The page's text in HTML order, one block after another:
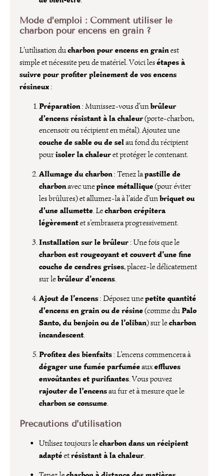
Mode d’emploi : Comment utiliser le
charbon pour encens en grain ?
L’utilisation ducharbon pour encens en grainest
simple et nécessite peu de matériel. Voici lesétapes à
suivre pour profiter pleinement de vos encens
résineux :
Préparation : Munissez-vous d’unbrûleur
d’encens résistant à la chaleur(porte-charbon,
encensoir ou récipient en métal). Ajoutez une
couche de sable ou de selau fond du récipient
pourisoler la chaleuret protéger le contenant.
Allumage du charbon : Tenez lapastille de
charbonavec unepince métallique(pour éviter
les brûlures) et allumez-la à l’aide d’unbriquet ou
d’une allumette. Lecharbon crépitera
légèrementet s’embrasera progressivement.
Installation sur le brûleur : Une fois que le
charbon est rougeoyant et couvert d’une fine
couche de cendres grises, placez-le délicatement
sur lebrûleur d’encens.
Ajout de l’encens : Déposez unepetite quantité
d’encens en grain ou de résine(comme duPalo
Santo, du benjoin ou de l’oliban) sur lecharbon
incandescent.
Profitez des bienfaits : L’encens commencera à
dégager une fumée parfuméeauxeffluves
envoûtantes et purifiantes. Vous pouvez
rajouter de l’encensau fur et à mesure que le
charbon se consume.
Précautions d’utilisation
Utilisez toujours lecharbon dans un récipient
adaptéetrésistant à la chaleur.